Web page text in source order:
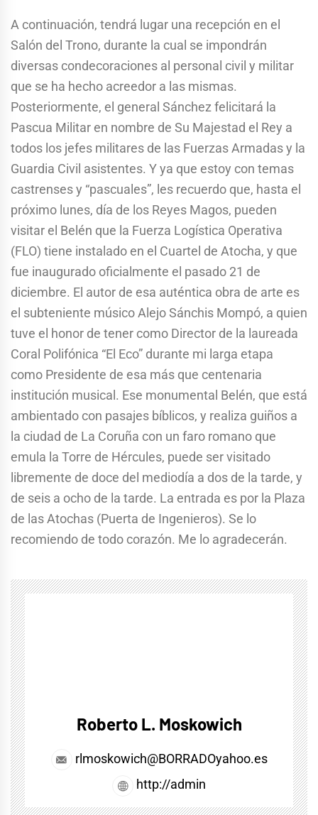
A continuación, tendrá lugar una recepción en el
Salón del Trono, durante la cual se impondrán
diversas condecoraciones al personal civil y militar
que se ha hecho acreedor a las mismas.
Posteriormente, el general Sánchez felicitará la
Pascua Militar en nombre de Su Majestad el Rey a
todos los jefes militares de las Fuerzas Armadas y la
Guardia Civil asistentes. Y ya que estoy con temas
castrenses y “pascuales”, les recuerdo que, hasta el
próximo lunes, día de los Reyes Magos, pueden
visitar el Belén que la Fuerza Logística Operativa
(FLO) tiene instalado en el Cuartel de Atocha, y que
fue inaugurado oficialmente el pasado 21 de
diciembre. El autor de esa auténtica obra de arte es
el subteniente músico Alejo Sánchis Mompó, a quien
tuve el honor de tener como Director de la laureada
Coral Polifónica “El Eco” durante mi larga etapa
como Presidente de esa más que centenaria
institución musical. Ese monumental Belén, que está
ambientado con pasajes bíblicos, y realiza guiños a
la ciudad de La Coruña con un faro romano que
emula la Torre de Hércules, puede ser visitado
libremente de doce del mediodía a dos de la tarde, y
de seis a ocho de la tarde. La entrada es por la Plaza
de las Atochas (Puerta de Ingenieros). Se lo
recomiendo de todo corazón. Me lo agradecerán.
Roberto L. Moskowich
rlmoskowich@BORRADOyahoo.es
http://admin